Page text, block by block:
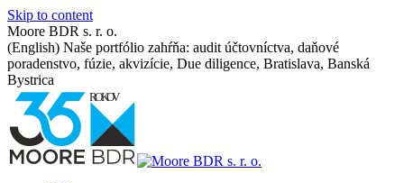
Skip to content
Moore BDR s. r. o.
(English) Naše portfólio zahŕňa: audit účtovníctva, daňové
poradenstvo, fúzie, akvizície, Due diligence, Bratislava, Banská
Bystrica